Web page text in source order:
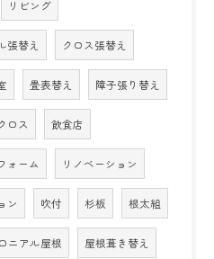
リビング
張替え クロス張替え
畳表替え 障子張り替え
ロス 飲食店
ォーム リノベーション
ン 吹付 杉板 根太組
ニアル屋根 屋根葺き替え